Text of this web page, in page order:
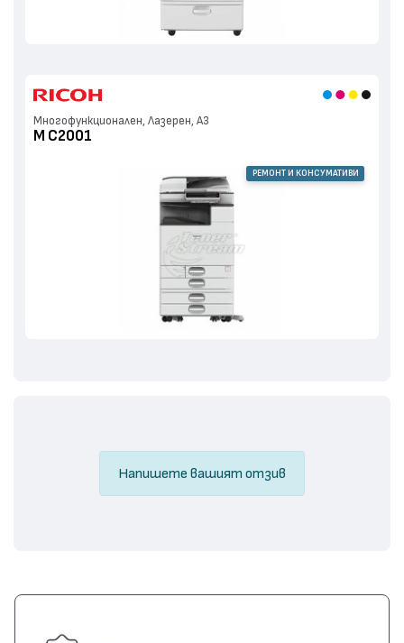
Многофункционален, Лазерен, А3
M C2001
РЕМОНТ И КОНСУМАТИВИ
Напишете вашият отзив